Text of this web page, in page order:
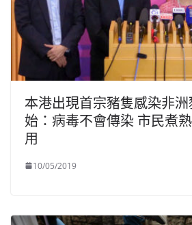
本港出現首宗豬隻感染非
始：病毒不會傳染 市民煮
用
10/05/2019